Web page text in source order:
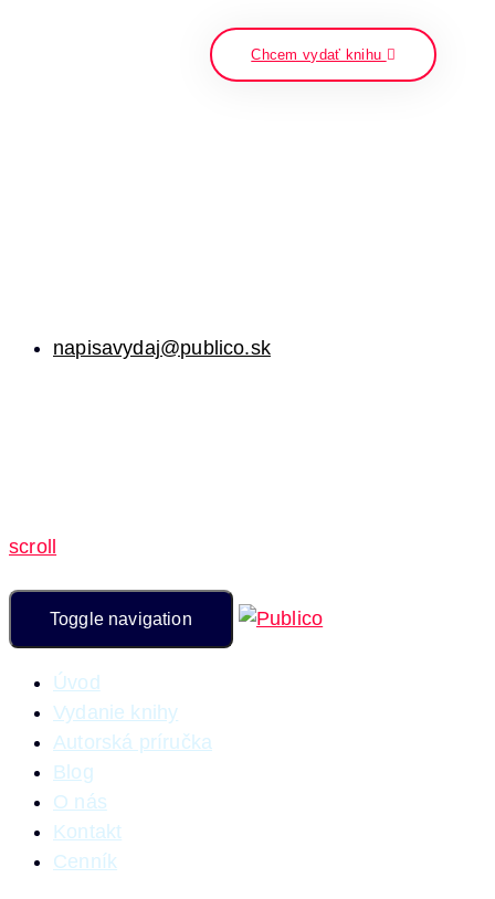
Chcem vydať knihu
napisavydaj@publico.sk
scroll
Toggle navigation
Úvod
Vydanie knihy
Autorská príručka
Blog
O nás
Kontakt
Cenník